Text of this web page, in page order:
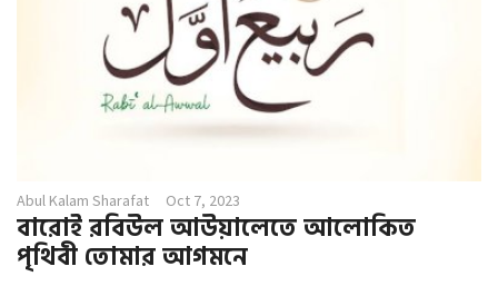
Abul Kalam Sharafat Oct 7, 2023
বারোই রবিউল আউয়ালেতে আলোকিত
পৃথিবী তোমার আগমনে